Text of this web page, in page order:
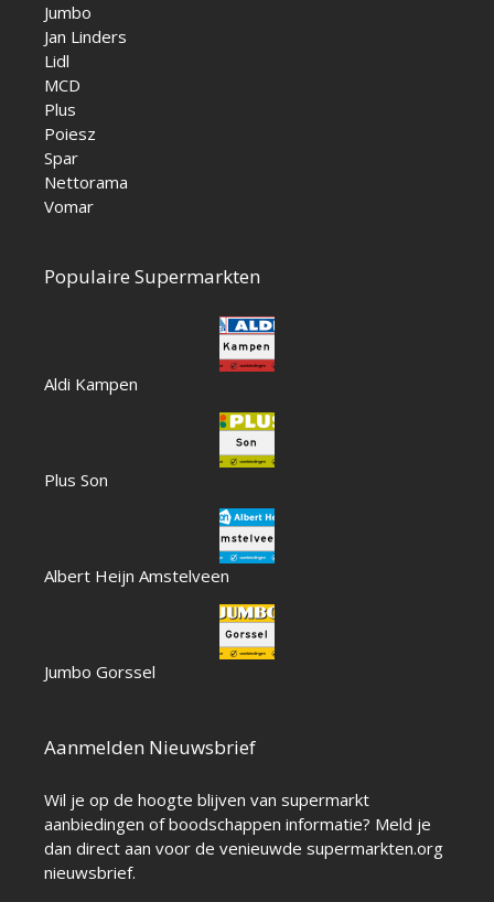
Jumbo
Jan Linders
Lidl
MCD
Plus
Poiesz
Spar
Nettorama
Vomar
Populaire Supermarkten
Aldi Kampen
Plus Son
Albert Heijn Amstelveen
Jumbo Gorssel
Aanmelden Nieuwsbrief
Wil je op de hoogte blijven van supermarkt
aanbiedingen of boodschappen informatie? Meld je
dan direct aan voor de venieuwde supermarkten.org
nieuwsbrief.